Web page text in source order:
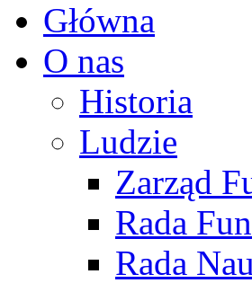
Główna
O nas
Historia
Ludzie
Zarząd
Rada
Rada